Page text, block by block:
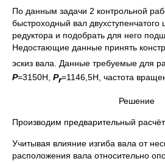
По данным задачи 2 контрольной
быстроходный вал двухступенчатого
редуктора и подобрать для него
Недостающие данные принять
эскиз вала. Данные требуемые для
P=3150Н, Рr=1146,5Н, частота
Решение
Производим предварительный
Учитывая влияние изгиба вала от
расположения вала относительно